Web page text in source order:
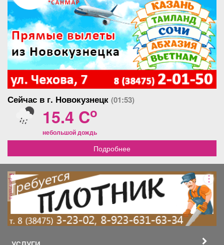
Сейчас в г. Новокузнецк (01:53)
15.4 Co
небольшой дождь
Подробнее
реклама